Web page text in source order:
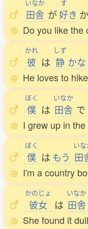
いなか
田舎 が
す
好き か
Do you like the
かれ
彼 は
しず
静 かな
He loves to
ぼく
僕 は
いなか
田舎 で
I grew up in the
ぼく
僕 は もう
い
田
I'm a country
かのじょ
彼女 は
いなか
田舎
She found it